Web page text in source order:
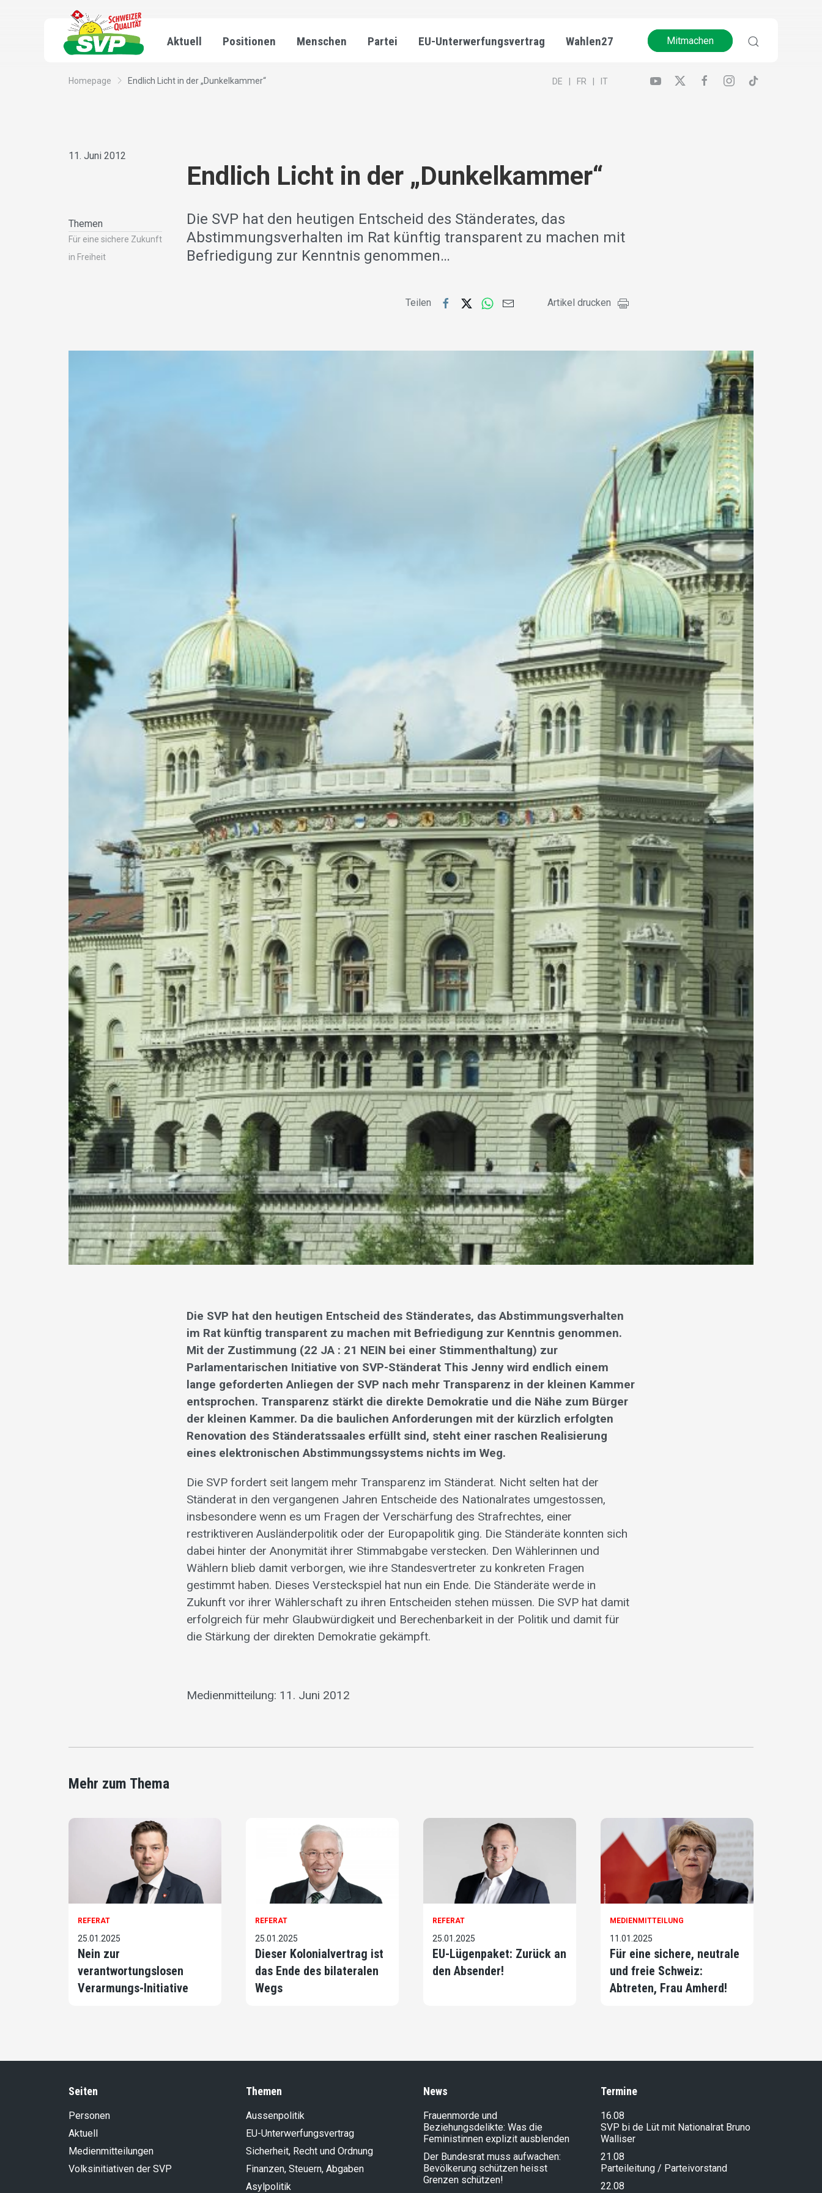
Aktuell Positionen Menschen Partei EU-Unterwerfungsvertrag Wahlen27 Mitmachen
Homepage Endlich Licht in der „Dunkelkammer“ DE FR IT
11. Juni 2012
Themen
Für eine sichere Zukunft
in Freiheit
Endlich Licht in der „Dunkelkammer“
Die SVP hat den heutigen Entscheid des Ständerates, das
Abstimmungsverhalten im Rat künftig transparent zu machen mit
Befriedigung zur Kenntnis genommen…
Teilen Artikel drucken
Die SVP hat den heutigen Entscheid des Ständerates, das Abstimmungsverhalten
im Rat künftig transparent zu machen mit Befriedigung zur Kenntnis genommen.
Mit der Zustimmung (22 JA : 21 NEIN bei einer Stimmenthaltung) zur
Parlamentarischen Initiative von SVP-Ständerat This Jenny wird endlich einem
lange geforderten Anliegen der SVP nach mehr Transparenz in der kleinen Kammer
entsprochen. Transparenz stärkt die direkte Demokratie und die Nähe zum Bürger
der kleinen Kammer. Da die baulichen Anforderungen mit der kürzlich erfolgten
Renovation des Ständeratssaales erfüllt sind, steht einer raschen Realisierung
eines elektronischen Abstimmungssystems nichts im Weg.
Die SVP fordert seit langem mehr Transparenz im Ständerat. Nicht selten hat der
Ständerat in den vergangenen Jahren Entscheide des Nationalrates umgestossen,
insbesondere wenn es um Fragen der Verschärfung des Strafrechtes, einer
restriktiveren Ausländerpolitik oder der Europapolitik ging. Die Ständeräte konnten sich
dabei hinter der Anonymität ihrer Stimmabgabe verstecken. Den Wählerinnen und
Wählern blieb damit verborgen, wie ihre Standesvertreter zu konkreten Fragen
gestimmt haben. Dieses Versteckspiel hat nun ein Ende. Die Ständeräte werde in
Zukunft vor ihrer Wählerschaft zu ihren Entscheiden stehen müssen. Die SVP hat damit
erfolgreich für mehr Glaubwürdigkeit und Berechenbarkeit in der Politik und damit für
die Stärkung der direkten Demokratie gekämpft.
Medienmitteilung: 11. Juni 2012
Mehr zum Thema
REFERAT
25.01.2025
Nein zur
verantwortungslosen
Verarmungs-Initiative
REFERAT
25.01.2025
Dieser Kolonialvertrag ist
das Ende des bilateralen
Wegs
REFERAT
25.01.2025
EU-Lügenpaket: Zurück an
den Absender!
MEDIENMITTEILUNG
11.01.2025
Für eine sichere, neutrale
und freie Schweiz:
Abtreten, Frau Amherd!
Seiten
Personen
Aktuell
Medienmitteilungen
Volksinitiativen der SVP
Themen
Aussenpolitik
EU-Unterwerfungsvertrag
Sicherheit, Recht und Ordnung
Finanzen, Steuern, Abgaben
Asylpolitik
News
Frauenmorde und
Beziehungsdelikte: Was die
Feministinnen explizit ausblenden
Der Bundesrat muss aufwachen:
Bevölkerung schützen heisst
Grenzen schützen!
Termine
16.08
SVP bi de Lüt mit Nationalrat Bruno
Walliser
21.08
Parteileitung / Parteivorstand
22.08